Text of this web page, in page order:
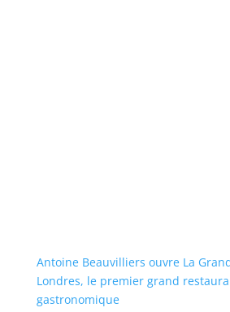
Antoine Beauvilliers ouvre La
Londres, le premier grand
gastronomique